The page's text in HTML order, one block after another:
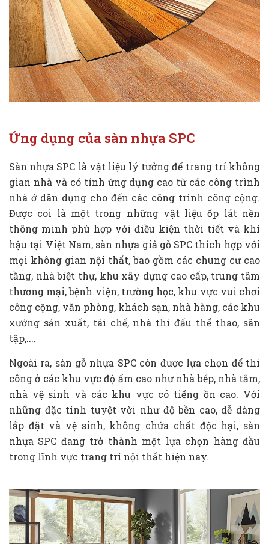
Ứng dụng của sàn nhựa SPC
Sàn nhựa SPC là vật liệu lý tưởng để trang trí không
gian nhà và có tính ứng dụng cao từ các công trình
nhà ở dân dụng cho đến các công trình công cộng.
Được coi là một trong những vật liệu ốp lát nền
thông minh phù hợp với điều kiện thời tiết và khí
hậu tại Việt Nam, sàn nhựa giả gỗ SPC thích hợp với
mọi không gian nội thất, bao gồm các chung cư cao
tầng, nhà biệt thự, khu xây dựng cao cấp, trung tâm
thương mại, bệnh viện, trường học, khu vực vui chơi
công cộng, văn phòng, khách sạn, nhà hàng, các khu
xưởng sản xuất, tái chế, nhà thi đấu thể thao, sân
tập,....
Ngoài ra, sàn gỗ nhựa SPC còn được lựa chọn để thi
công ở các khu vực độ ẩm cao như nhà bếp, nhà tắm,
nhà vệ sinh và các khu vực có tiếng ồn cao. Với
những đặc tính tuyệt vời như độ bền cao, dễ dàng
lắp đặt và vệ sinh, không chứa chất độc hại, sàn
nhựa SPC đang trở thành một lựa chọn hàng đầu
trong lĩnh vực trang trí nội thất hiện nay.